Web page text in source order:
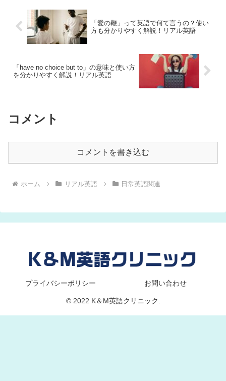
「愛の鞭」って英語で何て言うの？使い
方も分かりやすく解説！リアル英語
「have no choice but to」の意味と使い方
を分かりやすく解説！リアル英語
コメント
コメントを書き込む
ホーム リアル英語 日常英語関連
プライバシーポリシー お問い合わせ
© 2022 K＆M英語クリニック.